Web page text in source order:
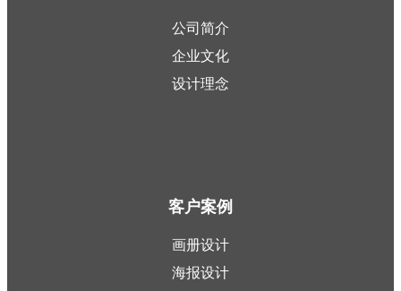
公司简介
企业文化
设计理念
客户案例
画册设计
海报设计